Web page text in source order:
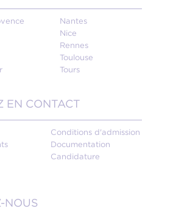
Nantes
Nice
Rennes
Toulouse
Tours
EN CONTACT
Conditions d'admission
Documentation
Candidature
NOUS